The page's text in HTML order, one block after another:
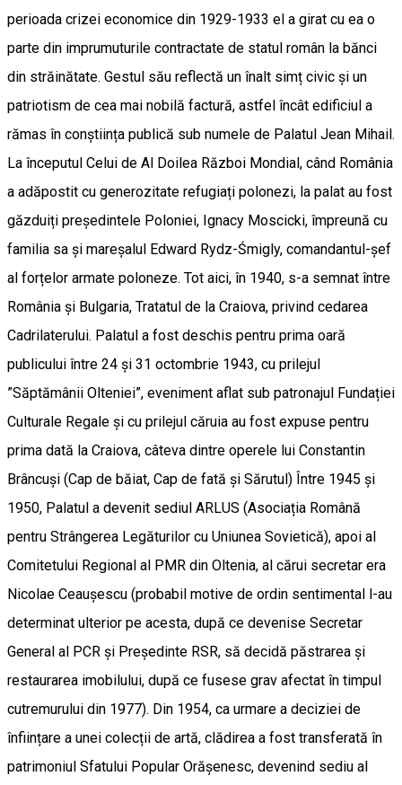
perioada crizei economice din 1929-1933 el a girat cu ea o
parte din imprumuturile contractate de statul român la bănci
din străinătate. Gestul său reflectă un înalt simț civic și un
patriotism de cea mai nobilă factură, astfel încât edificiul a
rămas în conștiința publică sub numele de Palatul Jean Mihail.
La începutul Celui de Al Doilea Război Mondial, când România
a adăpostit cu generozitate refugiați polonezi, la palat au fost
găzduiți președintele Poloniei, Ignacy Moscicki, împreună cu
familia sa și mareșalul Edward Rydz-Śmigly, comandantul-șef
al forțelor armate poloneze. Tot aici, în 1940, s-a semnat între
România și Bulgaria, Tratatul de la Craiova, privind cedarea
Cadrilaterului. Palatul a fost deschis pentru prima oară
publicului între 24 și 31 octombrie 1943, cu prilejul
”Săptămânii Olteniei”, eveniment aflat sub patronajul Fundației
Culturale Regale și cu prilejul căruia au fost expuse pentru
prima dată la Craiova, câteva dintre operele lui Constantin
Brâncuși (Cap de băiat, Cap de fată și Sărutul) Între 1945 și
1950, Palatul a devenit sediul ARLUS (Asociația Română
pentru Strângerea Legăturilor cu Uniunea Sovietică), apoi al
Comitetului Regional al PMR din Oltenia, al cărui secretar era
Nicolae Ceaușescu (probabil motive de ordin sentimental l-au
determinat ulterior pe acesta, după ce devenise Secretar
General al PCR și Președinte RSR, să decidă păstrarea și
restaurarea imobilului, după ce fusese grav afectat în timpul
cutremurului din 1977). Din 1954, ca urmare a deciziei de
înființare a unei colecții de artă, clădirea a fost transferată în
patrimoniul Sfatului Popular Orășenesc, devenind sediu al